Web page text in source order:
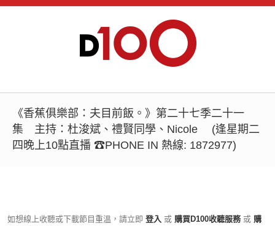
《香蕉俱樂部：夫目前飯。》第二十七季二十一
集 主持：杜浚斌、禮賢同學、Nicole (逢星期二
四晚上10點直播 ☎PHONE IN 熱線: 1872977)
如想線上收聽或下載節目重溫，請立即 登入 或 購買D100收聽服務 或 購